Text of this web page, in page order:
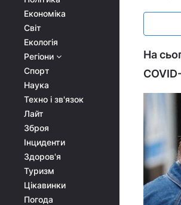
Економіка
Світ
Екологія
Регіони
Спорт
Наука
Техно і зв'язок
Лайт
Зброя
Інциденти
Здоров'я
Туризм
Цікавинки
Погода
На